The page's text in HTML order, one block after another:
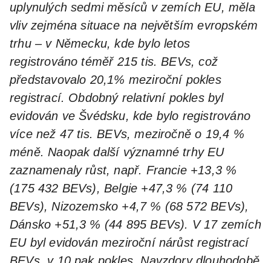
uplynulých sedmi měsíců v zemích EU, měla
vliv zejména situace na největším evropském
trhu – v Německu, kde bylo letos
registrováno téměř 215 tis. BEVs, což
představovalo 20,1% meziroční pokles
registrací. Obdobný relativní pokles byl
evidován ve Švédsku, kde bylo registrováno
více než 47 tis. BEVs, meziročně o 19,4 %
méně. Naopak další významné trhy EU
zaznamenaly růst, např. Francie +13,3 %
(175 432 BEVs), Belgie +47,3 % (74 110
BEVs), Nizozemsko +4,7 % (68 572 BEVs),
Dánsko +51,3 % (44 895 BEVs). V 17 zemích
EU byl evidován meziroční nárůst registrací